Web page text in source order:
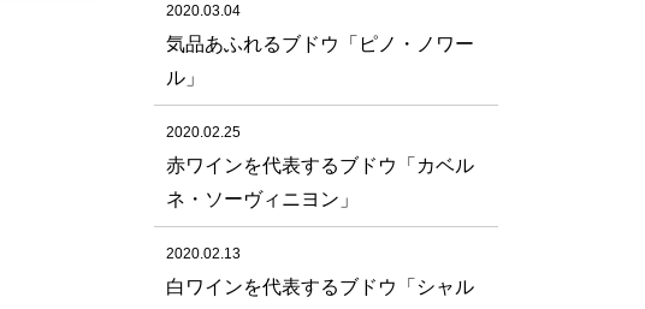
2020.03.04
気品あふれるブドウ「ピノ・ノワー
ル」
2020.02.25
赤ワインを代表するブドウ「カベル
ネ・ソーヴィニヨン」
2020.02.13
白ワインを代表するブドウ「シャル